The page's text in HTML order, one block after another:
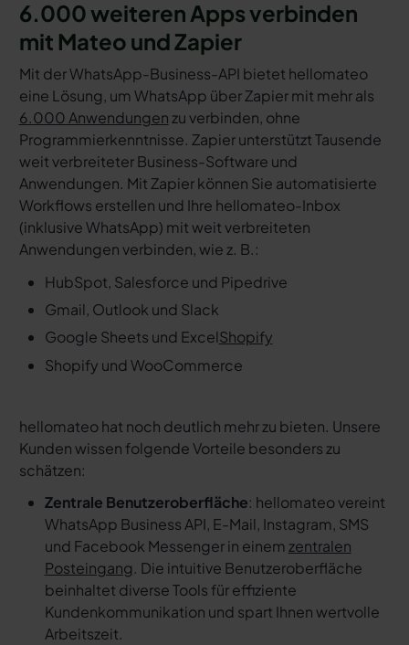
6.000 weiteren Apps verbinden
mit Mateo und Zapier
Mit der WhatsApp-Business-API bietet hellomateo
eine Lösung, um WhatsApp über Zapier mit mehr als
6.000 Anwendungenzu verbinden, ohne
Programmierkenntnisse. Zapier unterstützt Tausende
weit verbreiteter Business-Software und
Anwendungen. Mit Zapier können Sie automatisierte
Workflows erstellen und Ihre hellomateo-Inbox
(inklusive WhatsApp) mit weit verbreiteten
Anwendungen verbinden, wie z. B.:
HubSpot, Salesforce und Pipedrive
Gmail, Outlook und Slack
Google Sheets und ExcelShopify
Shopify und WooCommerce
hellomateo hat noch deutlich mehr zu bieten. Unsere
Kunden wissen folgende Vorteile besonders zu
schätzen:
Zentrale Benutzeroberfläche: hellomateo vereint
WhatsApp Business API, E-Mail, Instagram, SMS
und Facebook Messenger in einem zentralen
Posteingang. Die intuitive Benutzeroberfläche
beinhaltet diverse Tools für effiziente
Kundenkommunikation und spart Ihnen wertvolle
Arbeitszeit.